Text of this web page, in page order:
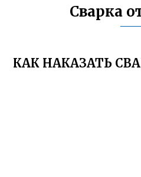
Сварка
КАК НАКАЗАТЬ